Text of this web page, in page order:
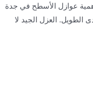
عوازل الأسطح في جدة
الطويل. العزل الجيد لا